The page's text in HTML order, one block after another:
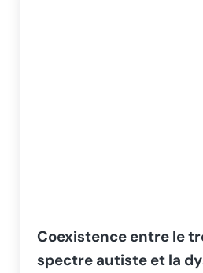
Coexistence entre le
spectre autiste et la